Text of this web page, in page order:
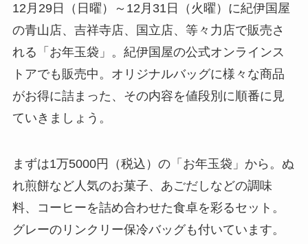
12月29日（日曜）～12月31日（火曜）に紀伊国屋
の青山店、吉祥寺店、国立店、等々力店で販売さ
れる「お年玉袋」。紀伊国屋の公式オンラインス
トアでも販売中。オリジナルバッグに様々な商品
がお得に詰まった、その内容を値段別に順番に見
ていきましょう。
まずは1万5000円（税込）の「お年玉袋」から。ぬ
れ煎餅など人気のお菓子、あごだしなどの調味
料、コーヒーを詰め合わせた食卓を彩るセット。
グレーのリンクリー保冷バッグも付いています。